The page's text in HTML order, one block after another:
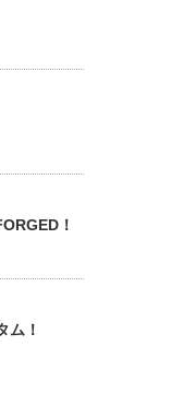
！
ム！